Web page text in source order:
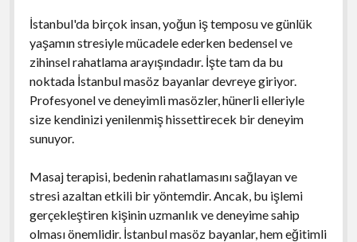
İstanbul'da birçok insan, yoğun iş temposu ve günlük
yaşamın stresiyle mücadele ederken bedensel ve
zihinsel rahatlama arayışındadır. İşte tam da bu
noktada İstanbul masöz bayanlar devreye giriyor.
Profesyonel ve deneyimli masözler, hünerli elleriyle
size kendinizi yenilenmiş hissettirecek bir deneyim
sunuyor.
Masaj terapisi, bedenin rahatlamasını sağlayan ve
stresi azaltan etkili bir yöntemdir. Ancak, bu işlemi
gerçekleştiren kişinin uzmanlık ve deneyime sahip
olması önemlidir. İstanbul masöz bayanlar, hem eğitimli